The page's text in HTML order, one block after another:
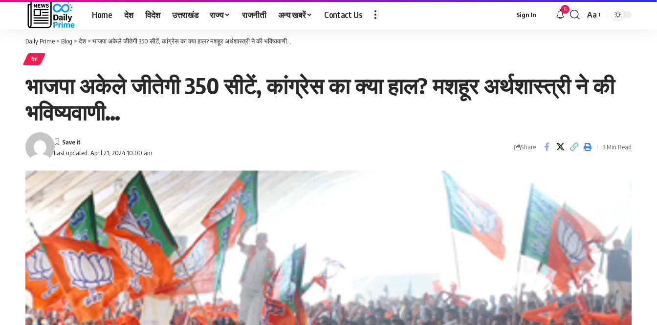
Home देश विदेश उत्तराखंड राज्य राजनीती अन्य खबरें Contact Us Sign In
5
Font
Aa
Daily Prime > Blog >देश> भाजपा अकेले जीतेगी 350 सीटें, कांग्रेस का क्या हाल? मशहूर अर्थशास्त्री ने की भविष्यवाणी…
देश
भाजपा अकेले जीतेगी 350 सीटें, कांग्रेस का क्या हाल? मशहूर अर्थशास्त्री ने की
भविष्यवाणी…
Last updated: April 21, 2024 10:00 am
Share 3 Min Read